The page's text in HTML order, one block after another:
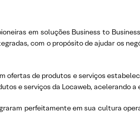
em soluções Business to
com o propósito de ajudar os
ofertas de produtos e serviços
e serviços da Locaweb, acelerando
perfeitamente em sua cultura